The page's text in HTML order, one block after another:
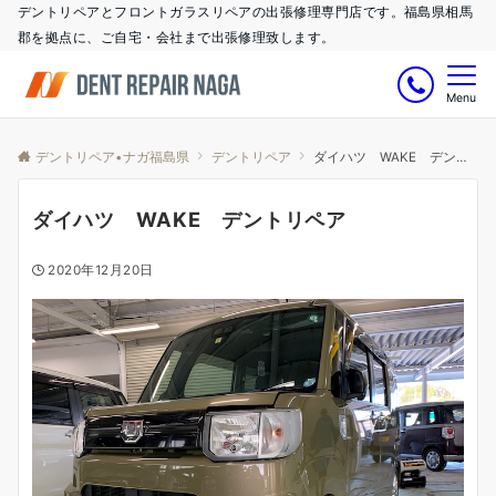
デントリペアとフロントガラスリペアの出張修理専門店です。福島県相馬
郡を拠点に、ご自宅・会社まで出張修理致します。
Menu
デントリペア•ナガ福島県 デントリペア ダイハツ WAKE デントリペア
ダイハツ WAKE デントリペア
2020年12月20日